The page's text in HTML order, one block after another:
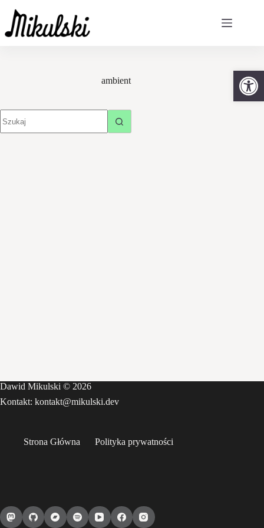
ambient
Dawid Mikulski © 2026
Kontakt: kontakt@mikulski.dev
Strona Główna Polityka prywatności